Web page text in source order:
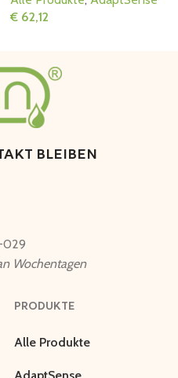
€ 62,12
BLEIBEN
029
Wochentagen
PRODUKTE
Alle Produkte